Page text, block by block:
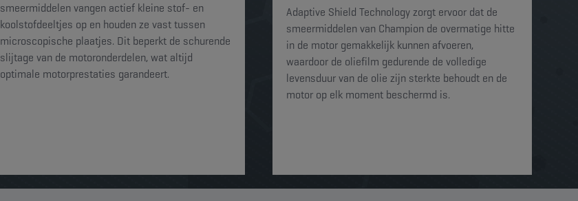
smeermiddelen vangen actief kleine stof- en
koolstofdeeltjes op en houden ze vast tussen
microscopische plaatjes. Dit beperkt de schurende
slijtage van de motoronderdelen, wat altijd
optimale motorprestaties garandeert.
Adaptive Shield Technology zorgt ervoor dat de
smeermiddelen van Champion de overmatige hitte
in de motor gemakkelijk kunnen afvoeren,
waardoor de oliefilm gedurende de volledige
levensduur van de olie zijn sterkte behoudt en de
motor op elk moment beschermd is. ​